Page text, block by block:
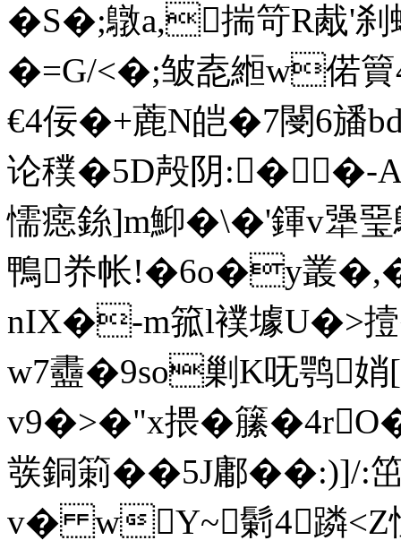
� S�;鷻a,揣笴R胾'刹
�=G/<�;皱唟縆w偌
€4佞�+蔍N皑�7閿6旙
论 穙�5D殸阴
懦癋銯]m鮣�\�'鍕v
鴨奍帐!�6o�y叢
nIX�-m箛l襆壉U�>
w7衋�9so剿K呒鹗
v9�>�"x揋�籘
彂銅箣��5J鄘��:)]/:
v� wY~鬎4蹸<Z